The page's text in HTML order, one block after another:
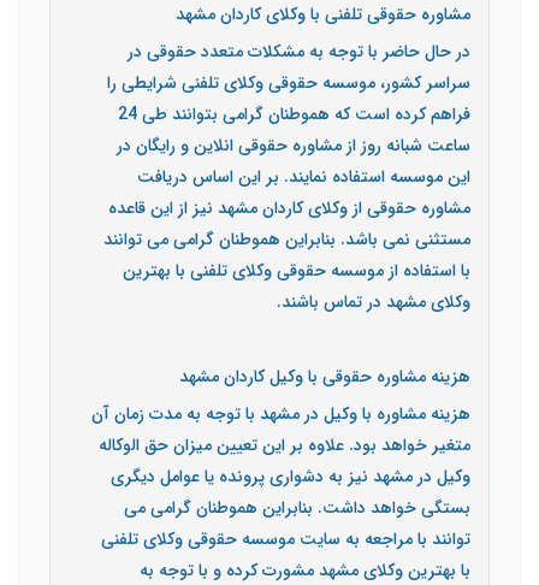
مشاوره حقوقی تلفنی با وکلای کاردان مشهد
در حال حاضر با توجه به مشکلات متعدد حقوقی در
سراسر کشور، موسسه حقوقی وکلای تلفنی شرایطی را
فراهم کرده است که هموطنان گرامی بتوانند طی 24
ساعت شبانه روز از مشاوره حقوقی انلاین و رایگان در
این موسسه استفاده نمایند. بر این اساس دریافت
مشاوره حقوقی از وکلای کاردان مشهد نیز از این قاعده
مستثنی نمی باشد. بنابراین هموطنان گرامی می توانند
با استفاده از موسسه حقوقی وکلای تلفنی با بهترین
وکلای مشهد در تماس باشند.
هزینه مشاوره حقوقی با وکیل کاردان مشهد
هزینه مشاوره با وکیل در مشهد با توجه به مدت زمان آن
متغیر خواهد بود. علاوه بر این تعیین میزان حق الوکاله
وکیل در مشهد نیز به دشواری پرونده یا عوامل دیگری
بستگی خواهد داشت. بنابراین هموطنان گرامی می
توانند با مراجعه به سایت موسسه حقوقی وکلای تلفنی
با بهترین وکلای مشهد مشورت کرده و با توجه به